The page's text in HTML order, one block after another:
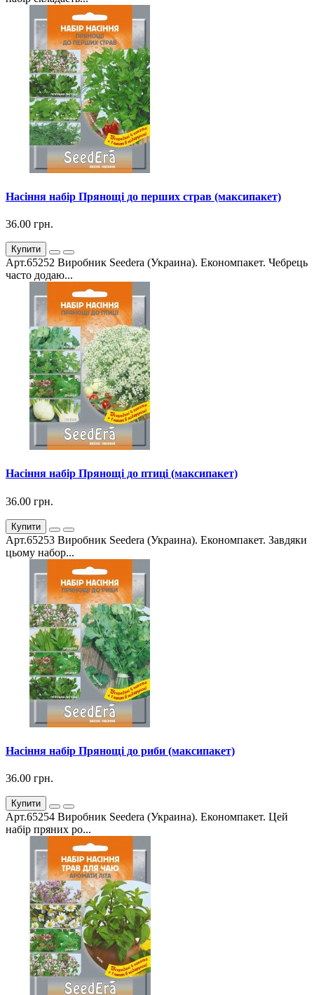
Насіння набір Прянощі до перших страв (максипакет)
36.00 грн.
Купити
Арт.65252 Виробник Seedera (Украина). Економпакет. Чебрець
часто додаю...
Насіння набір Прянощі до птиці (максипакет)
36.00 грн.
Купити
Арт.65253 Виробник Seedera (Украина). Економпакет. Завдяки
цьому набор...
Насіння набір Прянощі до риби (максипакет)
36.00 грн.
Купити
Арт.65254 Виробник Seedera (Украина). Економпакет. Цей
набір пряних ро...